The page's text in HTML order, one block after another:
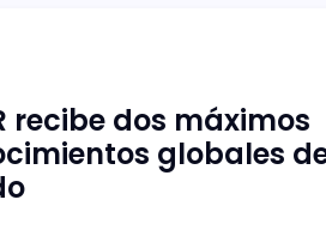
recibe dos máximos
globales de